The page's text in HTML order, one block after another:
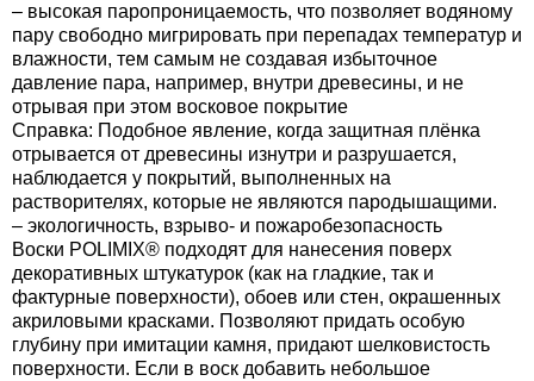
– высокая паропроницаемость, что позволяет водяному
пару свободно мигрировать при перепадах температур и
влажности, тем самым не создавая избыточное
давление пара, например, внутри древесины, и не
отрывая при этом восковое покрытие
Справка: Подобное явление, когда защитная плёнка
отрывается от древесины изнутри и разрушается,
наблюдается у покрытий, выполненных на
растворителях, которые не являются пародышащими.
– экологичность, взрыво- и пожаробезопасность
Воски POLIMIX® подходят для нанесения поверх
декоративных штукатурок (как на гладкие, так и
фактурные поверхности), обоев или стен, окрашенных
акриловыми красками. Позволяют придать особую
глубину при имитации камня, придают шелковистость
поверхности. Если в воск добавить небольшое